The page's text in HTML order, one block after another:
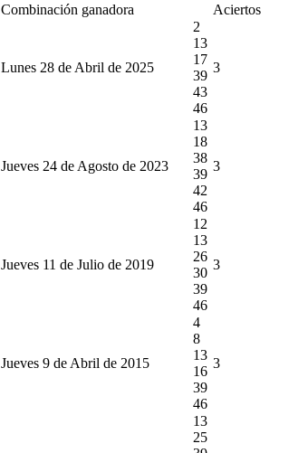
Combinación ganadora Aciertos
Lunes 28 de Abril de 2025
2
13
17
39
43
46
3
Jueves 24 de Agosto de 2023
13
18
38
39
42
46
3
Jueves 11 de Julio de 2019
12
13
26
30
39
46
3
Jueves 9 de Abril de 2015
4
8
13
16
39
46
3
13
25